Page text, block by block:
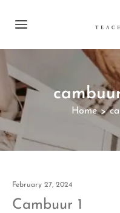
Home >
February 27, 2024
Cambuur 1